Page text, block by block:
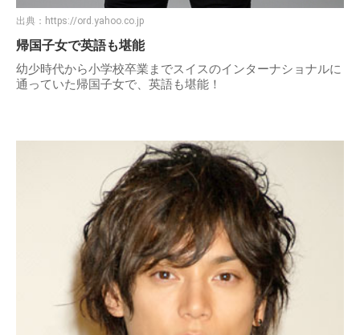
出典： https://ord.yahoo.co.jp
帰国子女で英語も堪能
幼少時代から小学校卒業までスイスのインターナショナルに
通っていた帰国子女で、英語も堪能！